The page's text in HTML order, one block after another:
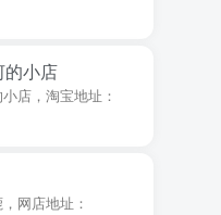
的小店
店，淘宝地址：
网店地址：